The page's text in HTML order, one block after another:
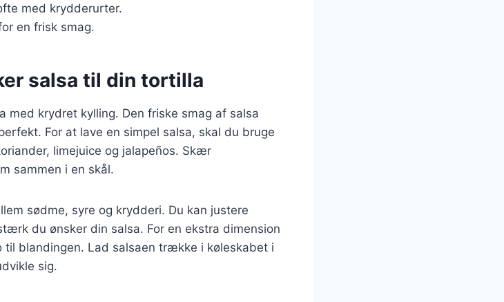
med krydderurter.
en frisk smag.
salsa til din tortilla
med krydret kylling. Den friske smag af salsa
For at lave en simpel salsa, skal du bruge
limejuice og jalapeños. Skær
sammen i en skål.
sødme, syre og krydderi. Du kan justere
du ønsker din salsa. For en ekstra dimension
blandingen. Lad salsaen trække i køleskabet i
sig.